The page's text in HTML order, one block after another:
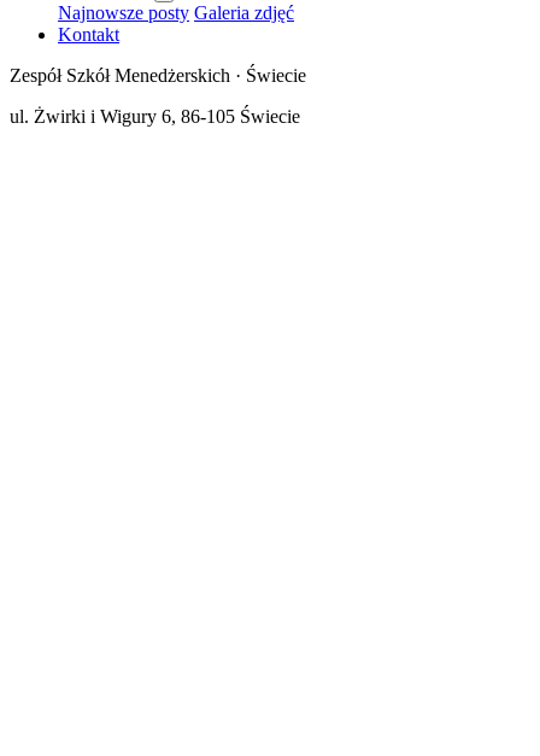
Najnowsze posty Galeria zdjęć
Kontakt
Zespół Szkół Menedżerskich · Świecie
ul. Żwirki i Wigury 6, 86-105 Świecie